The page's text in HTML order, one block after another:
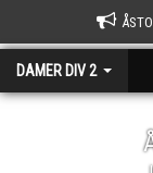
DAMER DIV 2